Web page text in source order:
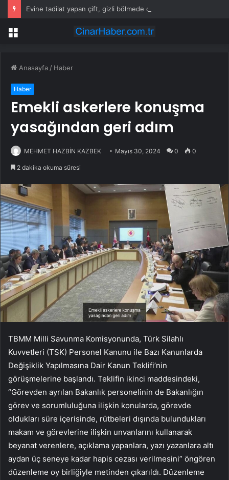
Menü
Anasayfa / Haber
Haber
Emekli askerlere konuşma
yasağından geri adım
MEHMET HAZBİN KAZBEK Mayıs 30, 2024 0 0
2 dakika okuma süresi
TBMM Milli Savunma Komisyonunda, Türk Silahlı
Kuvvetleri (TSK) Personel Kanunu ile Bazı Kanunlarda
Değişiklik Yapılmasına Dair Kanun Teklifi’nin
görüşmelerine başlandı. Teklifin ikinci maddesindeki,
“Görevden ayrılan Bakanlık personelinin de Bakanlığın
görev ve sorumluluğuna ilişkin konularda, görevde
oldukları süre içerisinde, rütbeleri dışında bulundukları
makam ve görevlerine ilişkin unvanlarını kullanarak
beyanat verenlere, açıklama yapanlara, yazı yazanlara altı
aydan üç seneye kadar hapis cezası verilmesini” öngören
düzenleme oy birliğiyle metinden çıkarıldı. Düzenleme